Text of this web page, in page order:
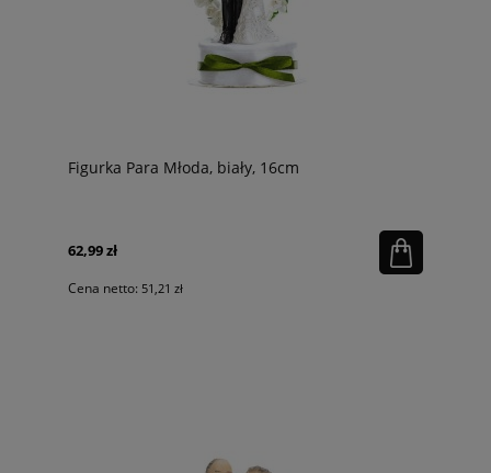
Figurka Para Młoda, biały, 16cm
62,99 zł
Cena netto: 51,21 zł